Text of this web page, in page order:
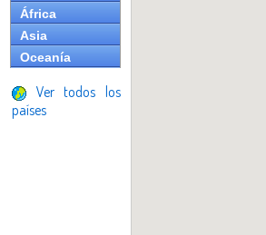
África
Asia
Oceanía
Ver todos los
países